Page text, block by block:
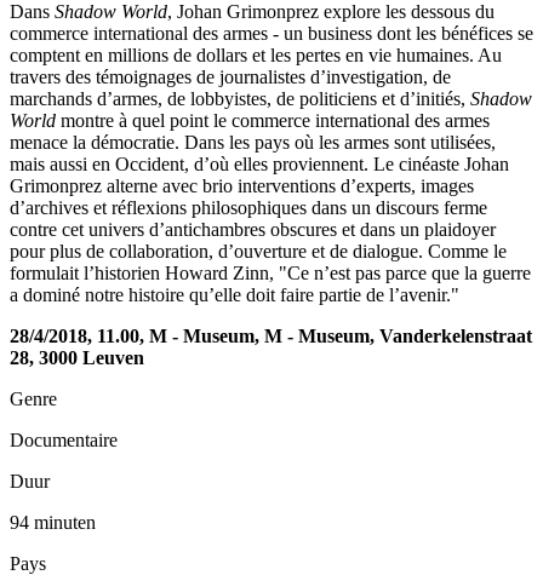
Dans Shadow World, Johan Grimonprez explore les dessous du
commerce international des armes - un business dont les bénéfices se
comptent en millions de dollars et les pertes en vie humaines. Au
travers des témoignages de journalistes d’investigation, de
marchands d’armes, de lobbyistes, de politiciens et d’initiés, Shadow
World montre à quel point le commerce international des armes
menace la démocratie. Dans les pays où les armes sont utilisées,
mais aussi en Occident, d’où elles proviennent. Le cinéaste Johan
Grimonprez alterne avec brio interventions d’experts, images
d’archives et réflexions philosophiques dans un discours ferme
contre cet univers d’antichambres obscures et dans un plaidoyer
pour plus de collaboration, d’ouverture et de dialogue. Comme le
formulait l’historien Howard Zinn, "Ce n’est pas parce que la guerre
a dominé notre histoire qu’elle doit faire partie de l’avenir."
28/4/2018, 11.00, M - Museum, M - Museum, Vanderkelenstraat
28, 3000 Leuven
Genre
Documentaire
Duur
94 minuten
Pays